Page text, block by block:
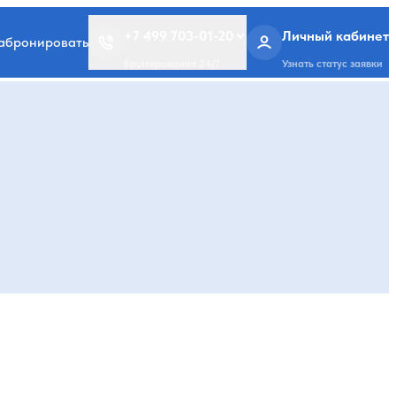
Личный кабинет
Узнать статус заявки